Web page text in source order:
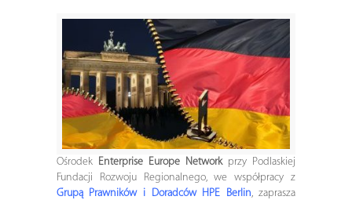
Ośrodek Enterprise Europe Networkprzy Podlaskiej
Fundacji Rozwoju Regionalnego, we współpracy z
Grupą Prawników i Doradców HPE Berlin, zaprasza